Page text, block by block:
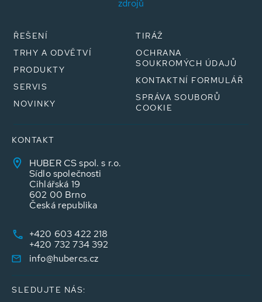
zdrojů
ŘEŠENÍ
TRHY A ODVĚTVÍ
PRODUKTY
SERVIS
NOVINKY
TIRÁŽ
OCHRANA
SOUKROMÝCH ÚDAJŮ
KONTAKTNÍ FORMULÁŘ
SPRÁVA SOUBORŮ
COOKIE
KONTAKT
HUBER CS spol. s r.o.
Sídlo společnosti
Cihlářská 19
602 00 Brno
Česká republika
+420 603 422 218
+420 732 734 392
info@hubercs.cz
SLEDUJTE NÁS: